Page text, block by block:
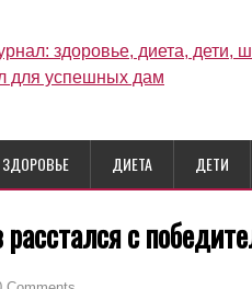
ЗДОРОВЬЕ ДИЕТА ДЕТИ
с